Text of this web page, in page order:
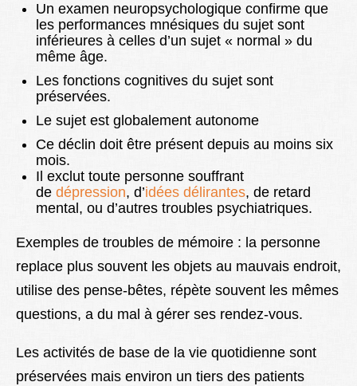
Un examen neuropsychologique confirme que
les performances mnésiques du sujet sont
inférieures à celles d’un sujet « normal » du
même âge.
Les fonctions cognitives du sujet sont
préservées.
Le sujet est globalement autonome
Ce déclin doit être présent depuis au moins six
mois.
Il exclut toute personne souffrant
de dépression, d’idées délirantes, de retard
mental, ou d’autres troubles psychiatriques.
Exemples de troubles de mémoire : la personne
replace plus souvent les objets au mauvais endroit,
utilise des pense-bêtes, répète souvent les mêmes
questions, a du mal à gérer ses rendez-vous.
Les activités de base de la vie quotidienne sont
préservées mais environ un tiers des patients